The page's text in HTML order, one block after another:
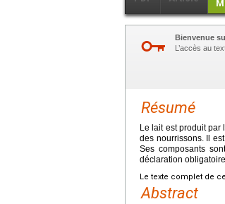
Bienvenue
L’accès au
Résumé
Le lait est produit par
des nourrissons. Il
Ses composants
déclaration obligatoire.
Le texte complet de
Abstract